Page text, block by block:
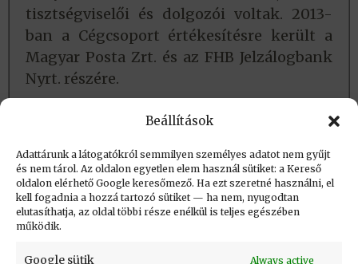
Beállítások
Adattárunk a látogatókról semmilyen személyes adatot nem gyűjt
és nem tárol. Az oldalon egyetlen elem használ sütiket: a Kereső
oldalon elérhető Google keresőmező. Ha ezt szeretné használni, el
kell fogadnia a hozzá tartozó sütiket — ha nem, nyugodtan
elutasíthatja, az oldal többi része enélkül is teljes egészében
működik.
Google sütik Always active
tisztségviselői és dolgozói voltak. 2013-
ban a Cégcsoport értékesítésre került a
Magyar Posta Zrt. és az FHB Jelzálogbank
Nyrt. részére.
Létrehozva: 2016.06.25. 18:06
Utolsó módosítás: 2024.02.02. 11:52